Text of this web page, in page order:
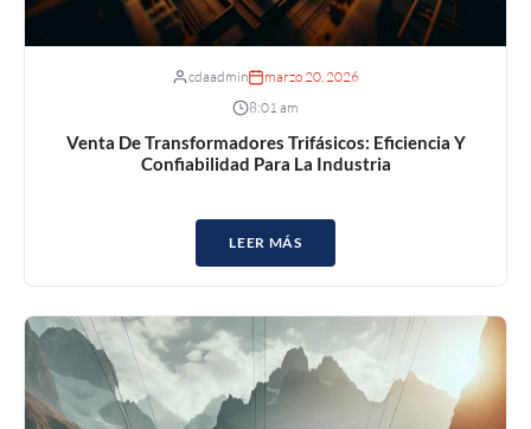
cdaadmin
marzo 20, 2026
8:01 am
Venta De Transformadores Trifásicos: Eficiencia Y
Confiabilidad Para La Industria
LEER MÁS